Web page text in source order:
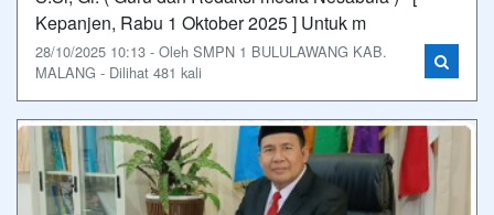
Kepanjen, Rabu 1 Oktober 2025 ] Untuk m
28/10/2025 10:13 - Oleh SMPN 1 BULULAWANG KAB.
MALANG - Dilihat 481 kali